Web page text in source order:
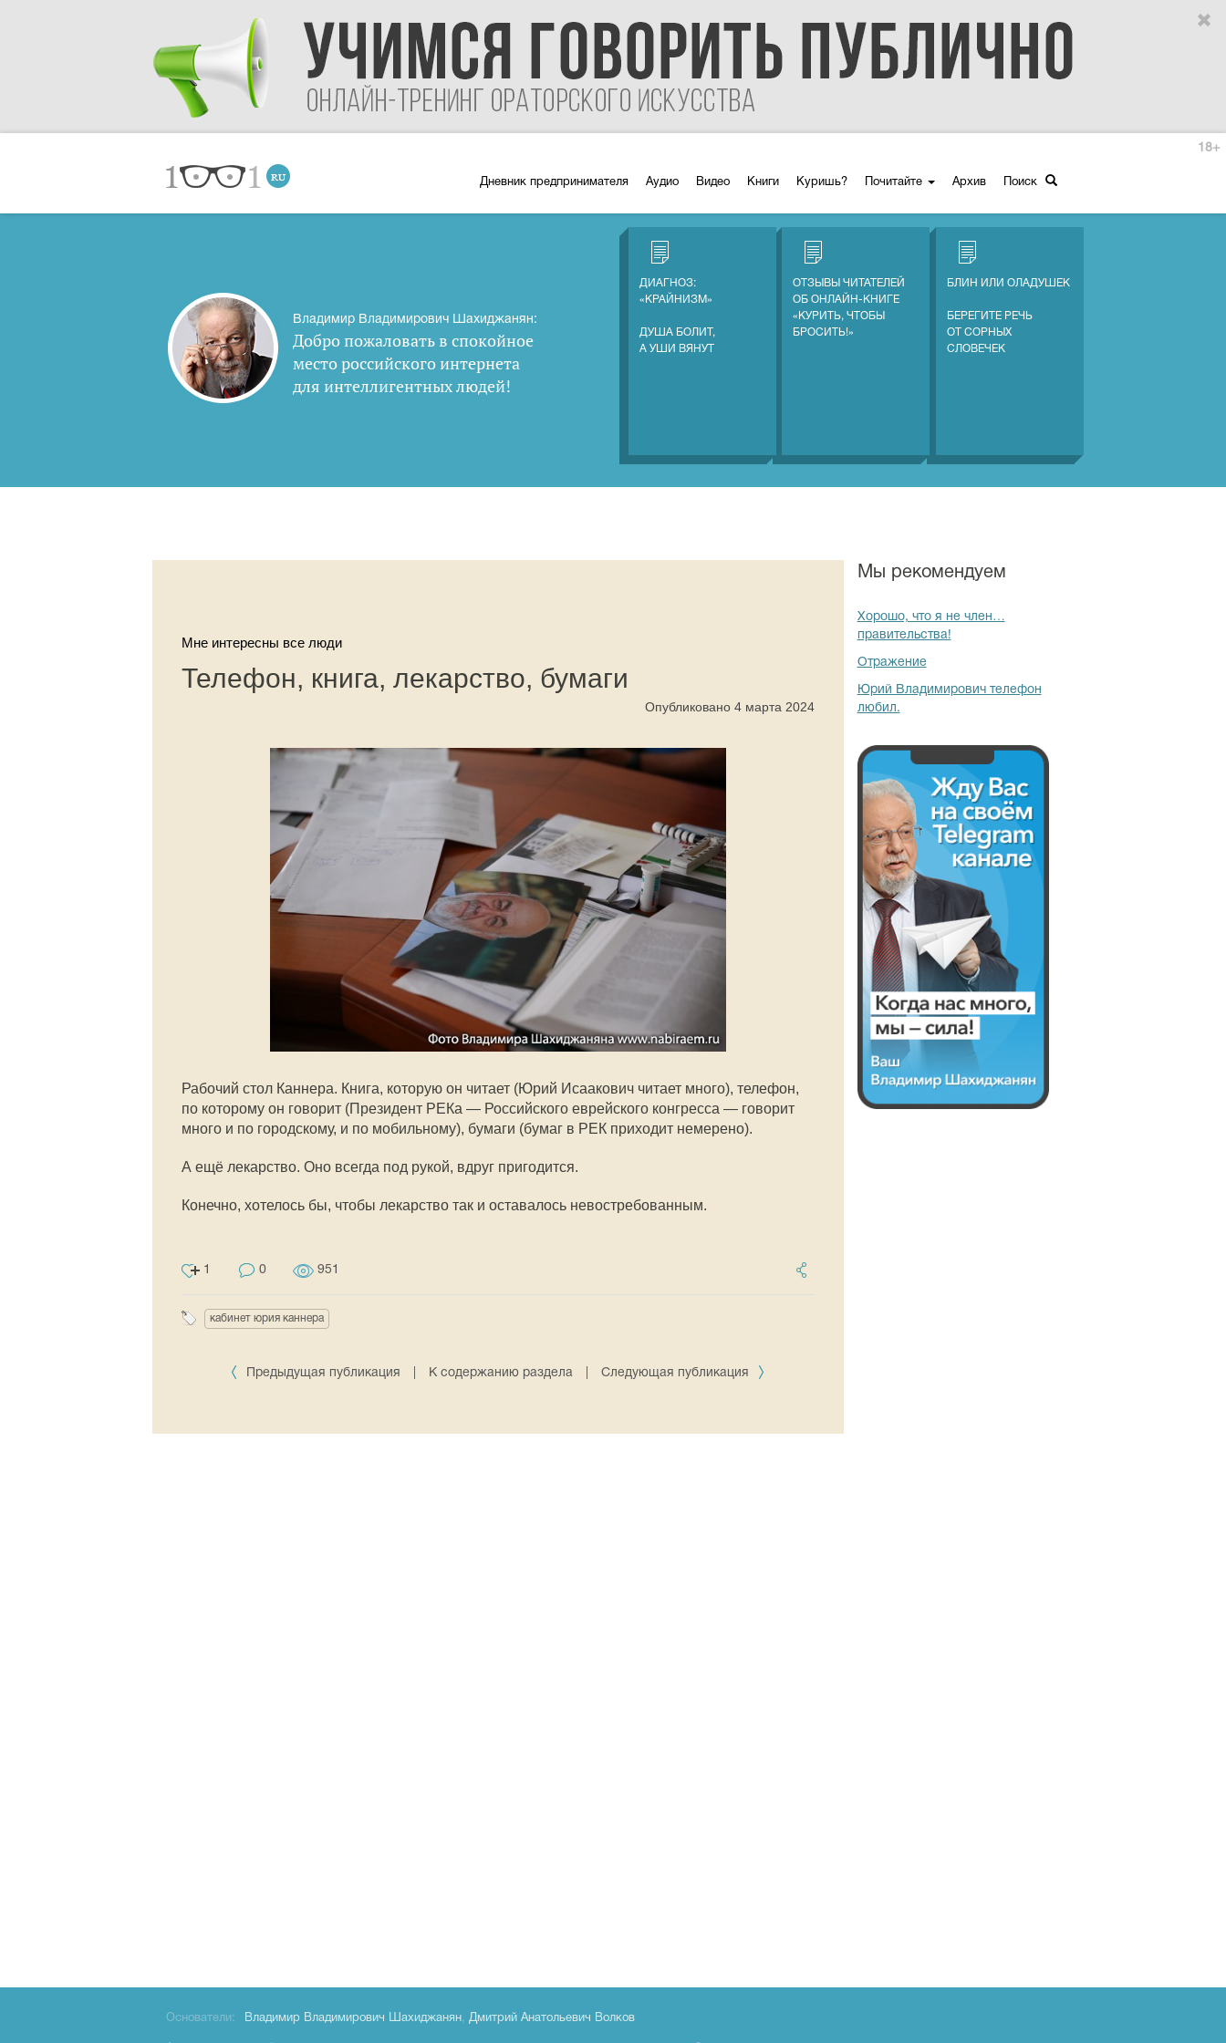
Дневник предпринимателя Аудио Видео Книги Куришь? Почитайте Архив Поиск
18+
Владимир Владимирович Шахиджанян:
Добро пожаловать в спокойное
место российского интернета
для интеллигентных людей!
ДИАГНОЗ:
«КРАЙНИЗМ»
ДУША БОЛИТ,
А УШИ ВЯНУТ
ОТЗЫВЫ ЧИТАТЕЛЕЙ
ОБ ОНЛАЙН-КНИГЕ
«КУРИТЬ, ЧТОБЫ
БРОСИТЬ!»
БЛИН ИЛИ ОЛАДУШЕК
БЕРЕГИТЕ РЕЧЬ
ОТ СОРНЫХ
СЛОВЕЧЕК
Мне интересны все люди
Телефон, книга, лекарство, бумаги
Опубликовано 4 марта 2024
Рабочий стол Каннера. Книга, которую он читает (Юрий Исаакович читает много), телефон,
по которому он говорит (Президент РЕКа — Российского еврейского конгресса — говорит
много и по городскому, и по мобильному), бумаги (бумаг в РЕК приходит немерено).
А ещё лекарство. Оно всегда под рукой, вдруг пригодится.
Конечно, хотелось бы, чтобы лекарство так и оставалось невостребованным.
1 0 951
кабинет юрия каннера
Предыдущая публикация К содержанию раздела Следующая публикация
Мы рекомендуем
Хорошо, что я не член…
правительства!
Отражение
Юрий Владимирович телефон
любил.
Основатели: Владимир Владимирович Шахиджанян, Дмитрий Анатольевич Волков